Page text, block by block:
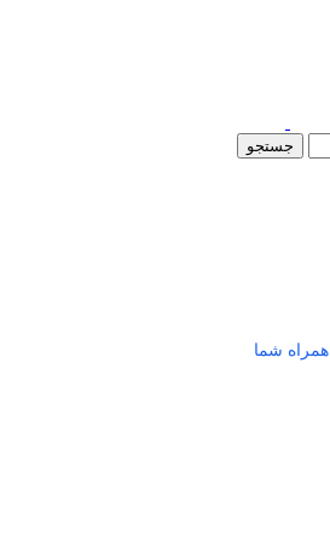
جستجو
همراه شما